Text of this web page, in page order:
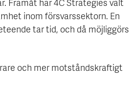
Framåt har 4C Strategies valt
inom försvarssektorn. En
tar tid, och då möjliggörs
och mer motståndskraftigt